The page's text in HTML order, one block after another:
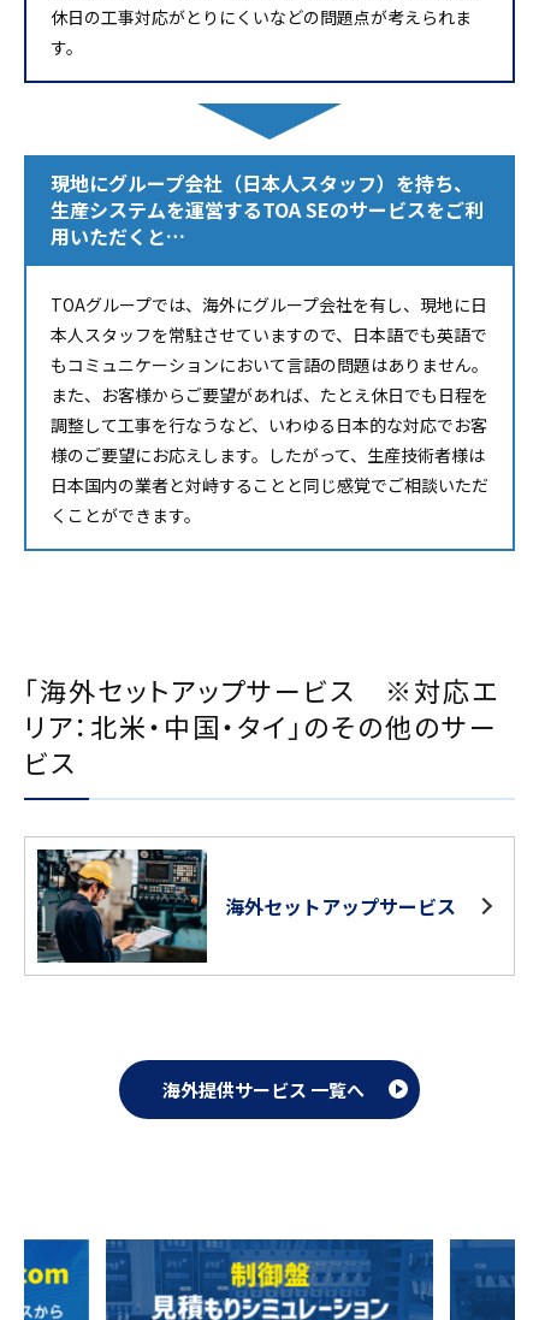
休日の工事対応がとりにくいなどの問題点が考えられま
す。
現地にグループ会社（日本人スタッフ）を持ち、
生産システムを運営するTOA SEのサービスをご利
用いただくと…
TOAグループでは、海外にグループ会社を有し、現地に日
本人スタッフを常駐させていますので、日本語でも英語で
もコミュニケーションにおいて言語の問題はありません。
また、お客様からご要望があれば、たとえ休日でも日程を
調整して工事を行なうなど、いわゆる日本的な対応でお客
様のご要望にお応えします。したがって、生産技術者様は
日本国内の業者と対峙することと同じ感覚でご相談いただ
くことができます。
「海外セットアップサービス ※対応エ
リア：北米・中国・タイ」のその他のサー
ビス
海外セットアップサービス
海外提供サービス 一覧へ